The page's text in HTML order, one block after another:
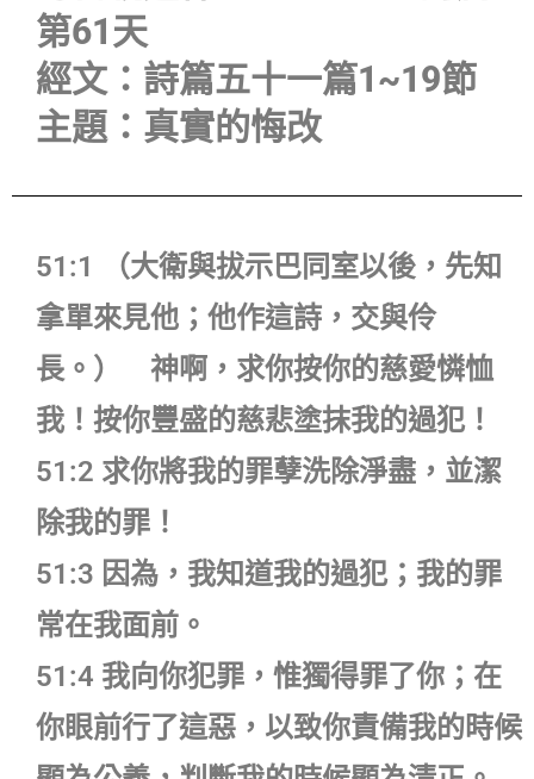
第61天
經文：詩篇五十一篇1~19節
主題：真實的悔改
51:1 （大衛與拔示巴同室以後，先知
拿單來見他；他作這詩，交與伶
長。） 神啊，求你按你的慈愛憐恤
我！按你豐盛的慈悲塗抹我的過犯！
51:2 求你將我的罪孽洗除淨盡，並潔
除我的罪！
51:3 因為，我知道我的過犯；我的罪
常在我面前。
51:4 我向你犯罪，惟獨得罪了你；在
你眼前行了這惡，以致你責備我的時候